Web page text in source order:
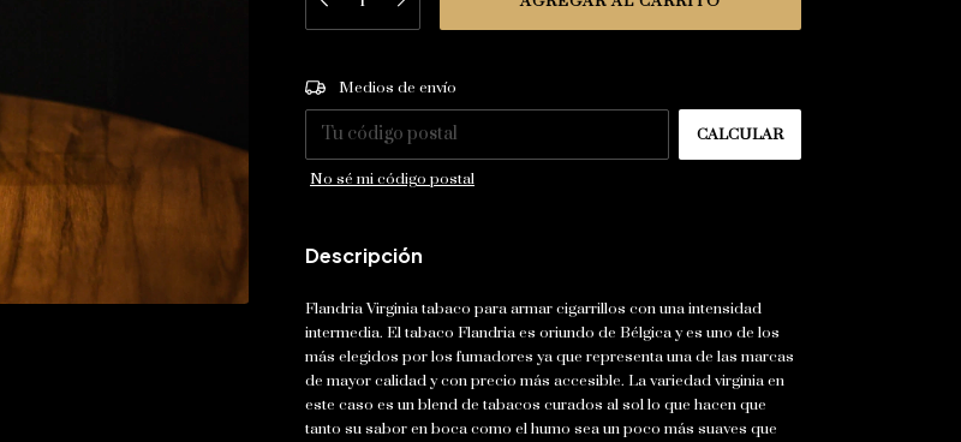
Entregas para el CP:
Medios de envío
CALCULAR
No sé mi código postal
Descripción
Flandria Virginia tabaco para armar cigarrillos con una intensidad
intermedia. El tabaco Flandria es oriundo de Bélgica y es uno de los
más elegidos por los fumadores ya que representa una de las marcas
de mayor calidad y con precio más accesible. La variedad virginia en
este caso es un blend de tabacos curados al sol lo que hacen que
tanto su sabor en boca como el humo sea un poco más suaves que